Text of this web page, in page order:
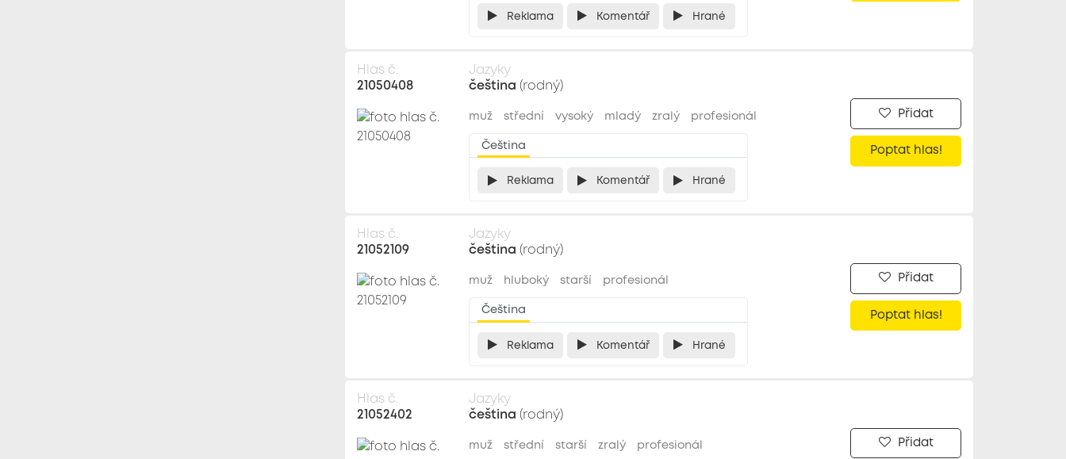
Reklama Komentář Hrané
Hlas č.
21050408
Jazyky
čeština (rodný)
muž střední vysoký mladý zralý profesionál
Čeština
Reklama Komentář Hrané
Přidat
Poptat hlas!
Hlas č.
21052109
Jazyky
čeština (rodný)
muž hluboký starší profesionál
Čeština
Reklama Komentář Hrané
Přidat
Poptat hlas!
Hlas č.
21052402
Jazyky
čeština (rodný)
muž střední starší zralý profesionál Přidat